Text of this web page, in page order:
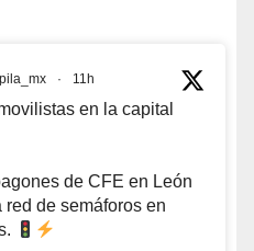
· 11h
en la capital
de CFE en León
de semáforos en